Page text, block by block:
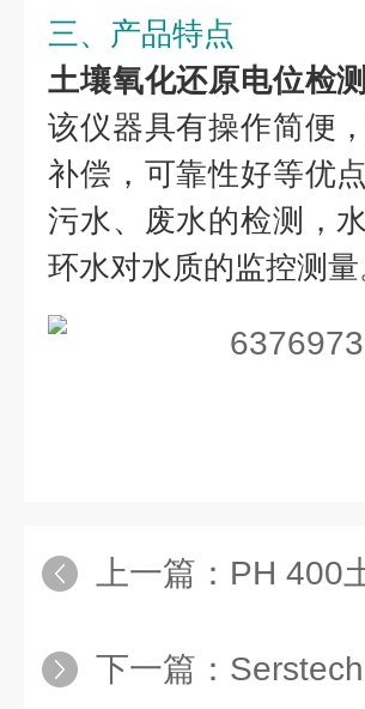
三、产品特点
土壤氧化还原电位检
该仪器具有操作简便
补偿，可靠性好等优
污水、废水的检测，
环水对水质的监控测量
上一篇： PH 400
下一篇：